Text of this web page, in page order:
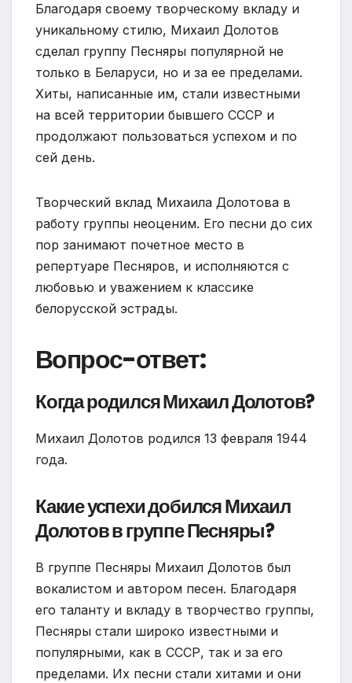
Благодаря своему творческому вкладу и
уникальному стилю, Михаил Долотов
сделал группу Песняры популярной не
только в Беларуси, но и за ее пределами.
Хиты, написанные им, стали известными
на всей территории бывшего СССР и
продолжают пользоваться успехом и по
сей день.
Творческий вклад Михаила Долотова в
работу группы неоценим. Его песни до сих
пор занимают почетное место в
репертуаре Песняров, и исполняются с
любовью и уважением к классике
белорусской эстрады.
Вопрос-ответ:
Когда родился Михаил Долотов?
Михаил Долотов родился 13 февраля 1944
года.
Какие успехи добился Михаил
Долотов в группе Песняры?
В группе Песняры Михаил Долотов был
вокалистом и автором песен. Благодаря
его таланту и вкладу в творчество группы,
Песняры стали широко известными и
популярными, как в СССР, так и за его
пределами. Их песни стали хитами и они